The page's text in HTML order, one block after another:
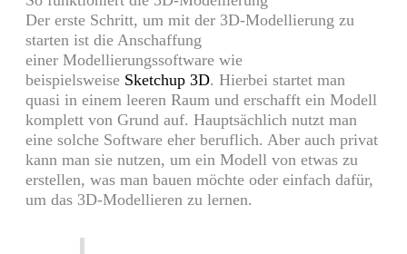
Der erste Schritt, um mit der 3D-Modellierung zu
starten ist die Anschaffung
einerModellierungssoftware wie
beispielsweise Sketchup 3D. Hierbei startet man
quasi in einem leeren Raum und erschafft ein Modell
komplett von Grund auf. Hauptsächlich nutzt man
eine solche Software eher beruflich. Aber auch privat
kann man sie nutzen, um ein Modell von etwas zu
erstellen, was man bauen möchte oder einfach dafür,
um das 3D-Modellieren zu lernen.